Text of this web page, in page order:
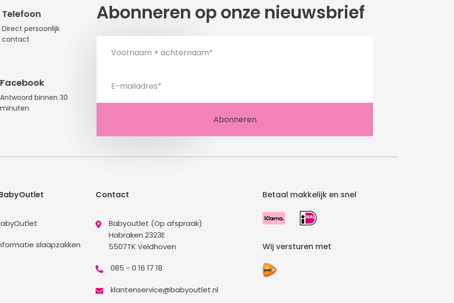
Telefoon
Direct persoonlijk
contact
Facebook
Antwoord binnen 30
minuten
Abonneren op onze nieuwsbrief
slaapzakken
Contact
Babyoutlet (Op afspraak)
Habraken 2323E
5507TK Veldhoven
085 - 0 16 17 18
klantenservice@babyoutlet.nl
Betaal makkelijk en snel
Wij versturen met